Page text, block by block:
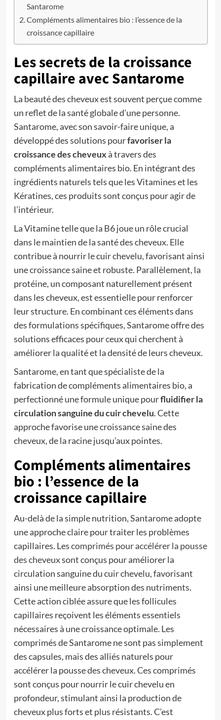
Santarome
Compléments alimentaires bio : l’essence de la
croissance capillaire
Les secrets de la croissance
capillaire avec Santarome
La beauté des cheveux est souvent perçue comme
un reflet de la santé globale d’une personne.
Santarome, avec son savoir-faire unique, a
développé des solutions pourfavoriser la
croissance des cheveuxà travers des
compléments alimentaires bio. En intégrant des
ingrédients naturels tels que les Vitamines et les
Kératines, ces produits sont conçus pour agir de
l’intérieur.
La Vitamine telle que la B6 joue un rôle crucial
dans le maintien de la santé des cheveux. Elle
contribue à nourrir le cuir chevelu, favorisant ainsi
une croissance saine et robuste. Parallèlement, la
protéine, un composant naturellement présent
dans les cheveux, est essentielle pour renforcer
leur structure. En combinant ces éléments dans
des formulations spécifiques, Santarome offre des
solutions efficaces pour ceux qui cherchent à
améliorer la qualité et la densité de leurs cheveux.
Santarome, en tant que spécialiste de la
fabrication de compléments alimentaires bio, a
perfectionné une formule unique pourfluidifier la
circulation sanguine du cuir chevelu. Cette
approche favorise une croissance saine des
cheveux, de la racine jusqu’aux pointes.
Compléments alimentaires
bio : l’essence de la
croissance capillaire
Au-delà de la simple nutrition, Santarome adopte
une approche claire pour traiter les problèmes
capillaires. Lescomprimés pour accélérer la pousse
des cheveuxsont conçus pour améliorer la
circulation sanguine du cuir chevelu, favorisant
ainsi une meilleure absorption des nutriments.
Cette action ciblée assure que les follicules
capillaires reçoivent les éléments essentiels
nécessaires à une croissance optimale. Les
comprimés de Santarome ne sont pas simplement
des capsules, mais des alliés naturels pour
accélérer la pousse des cheveux. Ces comprimés
sont conçus pour nourrir le cuir chevelu en
profondeur, stimulant ainsi la production de
cheveux plus forts et plus résistants. C’est